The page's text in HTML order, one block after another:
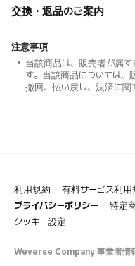
交換・返品のご案内
注意事項
当該商品は、販売者が属
す。当該商品については、
撤回、払い戻し、決済に関
利用規約 有料サービス利用
プライバシーポリシー
特定
クッキー設定
Weverse Company 事業者情